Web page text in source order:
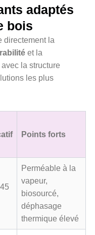
adaptés
bois
directement la
et la
avec la structure
les plus
Points forts
Perméable à la
vapeur,
biosourcé,
déphasage
thermique élevé